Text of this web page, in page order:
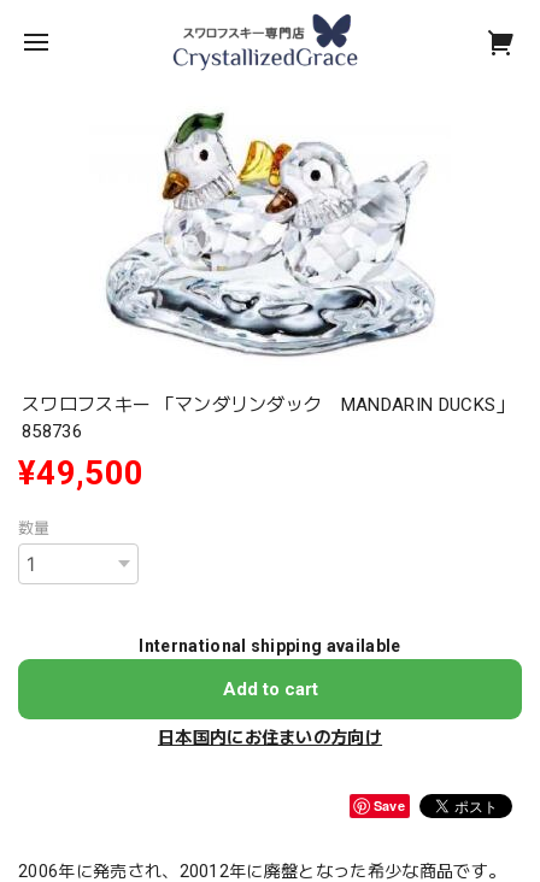
スワロフスキー 「マンダリンダック MANDARIN DUCKS」
858736
¥49,500
数量
International shipping available
Add to cart
日本国内にお住まいの方向け
Save
2006年に発売され、20012年に廃盤となった希少な商品です。